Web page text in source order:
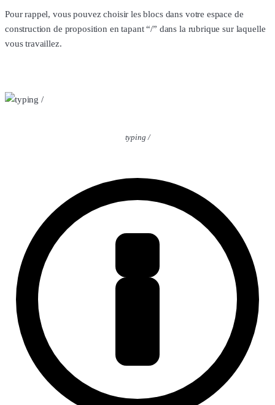
Pour rappel, vous pouvez choisir les blocs dans votre espace de
construction de proposition en tapant “/” dans la rubrique sur laquelle
vous travaillez.
typing /